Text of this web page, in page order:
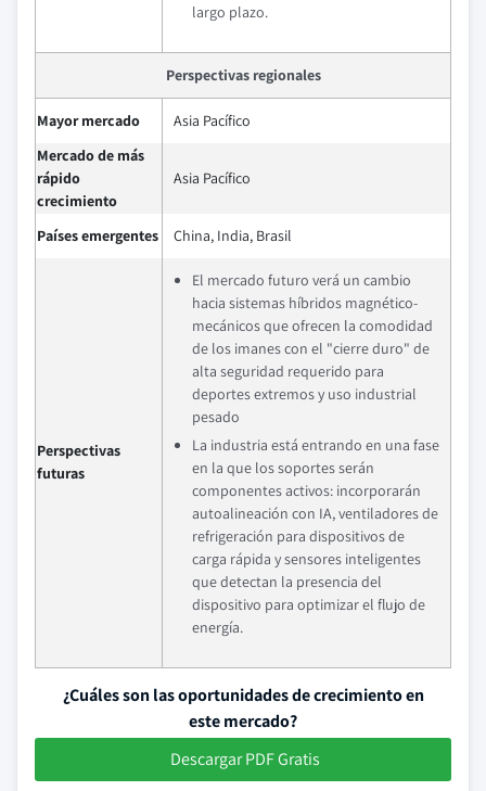
largo plazo.
Perspectivas regionales
Mayor mercado
Asia Pacífico
Mercado de más
rápido
crecimiento
Asia Pacífico
Países emergentes China, India, Brasil
Perspectivas
futuras
El mercado futuro verá un cambio
hacia sistemas híbridos magnético-
mecánicos que ofrecen la comodidad
de los imanes con el "cierre duro" de
alta seguridad requerido para
deportes extremos y uso industrial
pesado
La industria está entrando en una fase
en la que los soportes serán
componentes activos: incorporarán
autoalineación con IA, ventiladores de
refrigeración para dispositivos de
carga rápida y sensores inteligentes
que detectan la presencia del
dispositivo para optimizar el flujo de
energía.
¿Cuáles son las oportunidades de crecimiento en
este mercado?
Descargar PDF Gratis